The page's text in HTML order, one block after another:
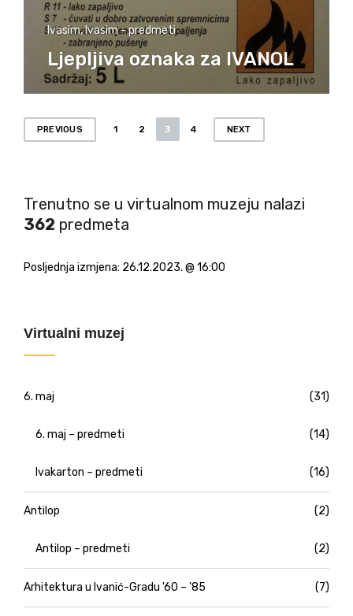
Ivasim,Ivasim - predmeti
Ljepljiva oznaka za IVANOL
t
s
a
i
g
t
PREVIOUS 1 2 3 4 NEXT
Trenutno se u virtualnom muzeju nalazi
362 predmeta
Posljednja izmjena: 26.12.2023. @ 16:00
Virtualni muzej
6. maj (31)
6. maj – predmeti (14)
Ivakarton – predmeti (16)
Antilop (2)
Antilop – predmeti (2)
Arhitektura u Ivanić-Gradu '60 – '85 (7)